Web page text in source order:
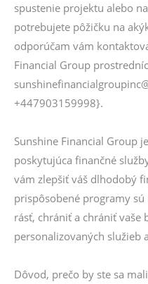
spustenie projektu alebo
potrebujete pôžičku na
odporúčam vám
Financial Group
+447903159998}.
Sunshine Financial Group
poskytujúca finančné
vám zlepšiť váš dlhodobý
prispôsobené programy
rásť, chrániť a chrániť vaše
personalizovaných služieb
Dôvod, prečo by ste sa